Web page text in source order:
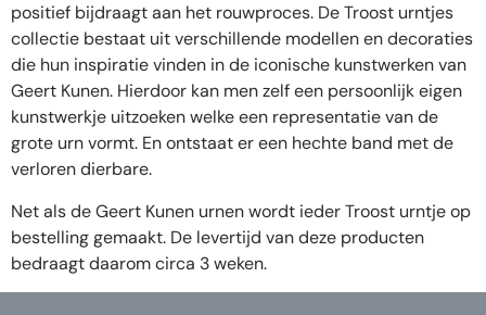
positief bijdraagt aan het rouwproces. De Troost urntjes
collectie bestaat uit verschillende modellen en decoraties
die hun inspiratie vinden in de iconische kunstwerken van
Geert Kunen. Hierdoor kan men zelf een persoonlijk eigen
kunstwerkje uitzoeken welke een representatie van de
grote urn vormt. En ontstaat er een hechte band met de
verloren dierbare.
Net als de Geert Kunen urnen wordt ieder Troost urntje op
bestelling gemaakt. De levertijd van deze producten
bedraagt daarom circa 3 weken.